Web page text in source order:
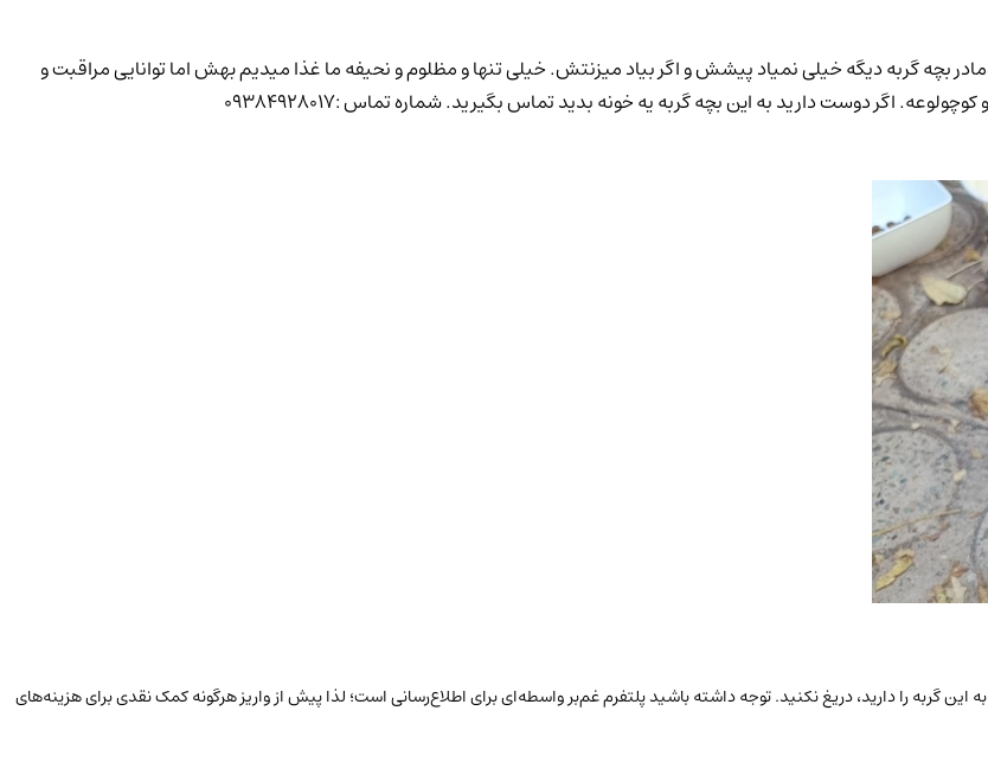
بچه گربه دیگه خیلی نمیاد پیشش و اگر بیاد میزنتش. خیلی تنها و مظلوم و نحیفه ما غذا میدیم بهش اما توانایی مراقبت و
اگر دوست دارید به این بچه گربه یه خونه بدید تماس بگیرید. شماره تماس :‌۰۹۳۸۴۹۲۸۰۱۷
اینگربهرا دارید، دریغ نکنید. توجه داشته باشید پلتفرم غم‌بر واسطه‌ای برای اطلاع‌رسانی است؛ لذا پیش از واریز هرگونه کمک نقدی برای هزینه‌های